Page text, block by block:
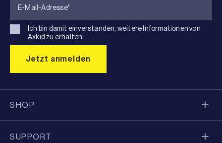
Ich bin damit einverstanden, weitere Informationen von
Axkid zu erhalten.
SHOP
SUPPORT